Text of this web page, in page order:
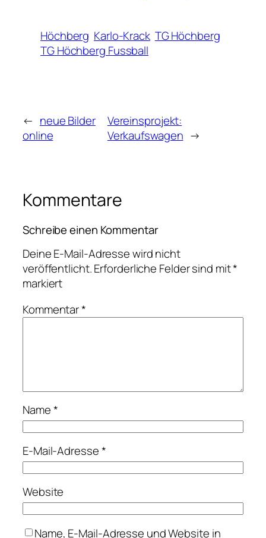
Höchberg Karlo-Krack TG Höchberg
TG Höchberg Fussball
← neue Bilder
online
Vereinsprojekt:
Verkaufswagen →
Kommentare
Schreibe einen Kommentar
Deine E-Mail-Adresse wird nicht
veröffentlicht.Erforderliche Felder sind mit*
markiert
Kommentar*
Name*
E-Mail-Adresse*
Website
Name, E-Mail-Adresse und Website in